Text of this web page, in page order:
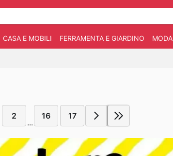
CASA E MOBILI FERRAMENTA E GIARDINO MODA
2
...
16 17